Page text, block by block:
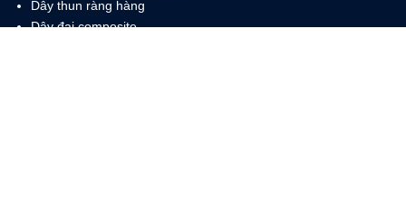
Dây thun ràng hàng
Dây đai composite